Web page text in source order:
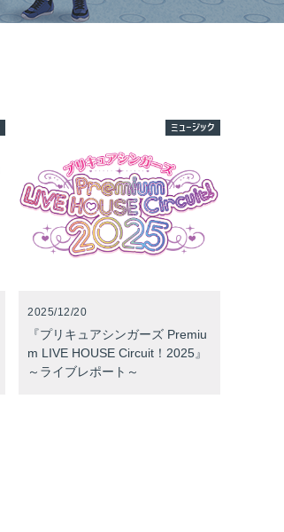
ミュージック
2025/12/20
『プリキュアシンガーズ Premiu
m LIVE HOUSE Circuit！2025』
～ライブレポート～